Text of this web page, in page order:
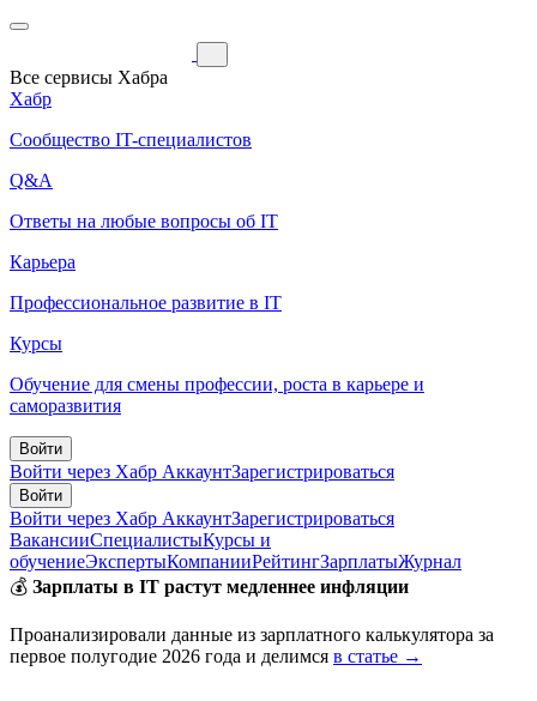
Все сервисы Хабра
Хабр
Сообщество IT-специалистов
Q&A
Ответы на любые вопросы об IT
Карьера
Профессиональное развитие в IT
Курсы
Обучение для смены профессии, роста в карьере и
саморазвития
Войти
Войти через Хабр АккаунтЗарегистрироваться
Войти
Войти через Хабр АккаунтЗарегистрироваться
ВакансииСпециалистыКурсы и
обучениеЭкспертыКомпанииРейтингЗарплатыЖурнал
💰 Зарплаты в IT растут медленнее инфляции
Проанализировали данные из зарплатного калькулятора за
первое полугодие 2026 года и делимся в статье →